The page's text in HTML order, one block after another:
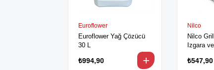
Euroflower
Euroflower Yağ Çözücü
30 L
₺994,90
Nilco
Nilco
Izgara
₺547,90